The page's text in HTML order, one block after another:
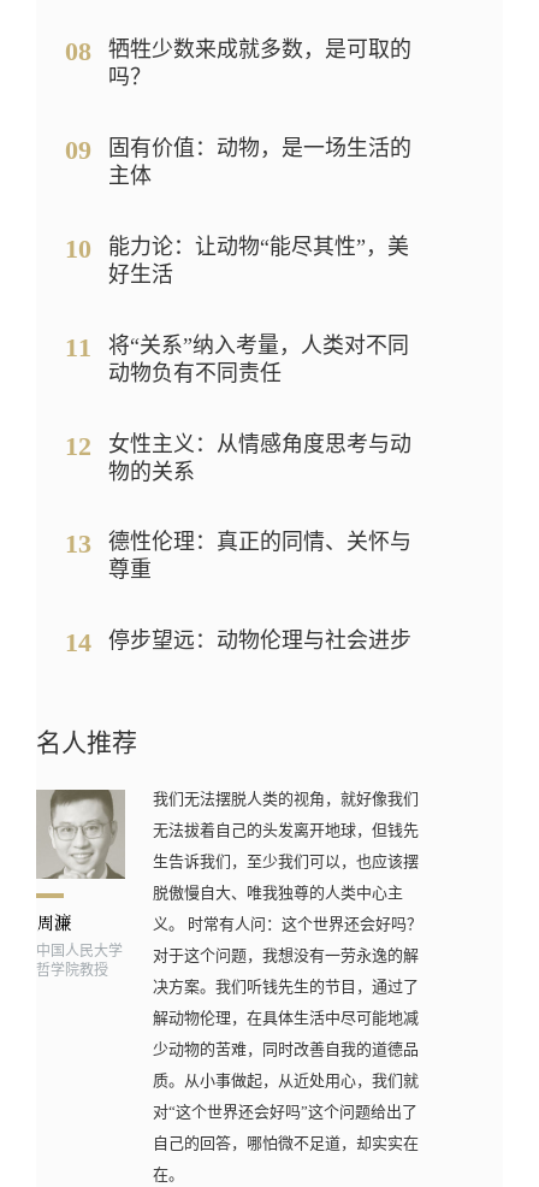
08
牺牲少数来成就多数，是可取的
吗？
09
固有价值：动物，是一场生活的
主体
10
能力论：让动物“能尽其性”，美
好生活
11
将“关系”纳入考量，人类对不同
动物负有不同责任
12
女性主义：从情感角度思考与动
物的关系
13
德性伦理：真正的同情、关怀与
尊重
14 停步望远：动物伦理与社会进步
名人推荐
中国人民大学
哲学院教授
我们无法摆脱人类的视角，就好像我们
无法拔着自己的头发离开地球，但钱先
生告诉我们，至少我们可以，也应该摆
脱傲慢自大、唯我独尊的人类中心主
义。 时常有人问：这个世界还会好吗？
对于这个问题，我想没有一劳永逸的解
决方案。我们听钱先生的节目，通过了
解动物伦理，在具体生活中尽可能地减
少动物的苦难，同时改善自我的道德品
质。从小事做起，从近处用心，我们就
对“这个世界还会好吗”这个问题给出了
自己的回答，哪怕微不足道，却实实在
在。